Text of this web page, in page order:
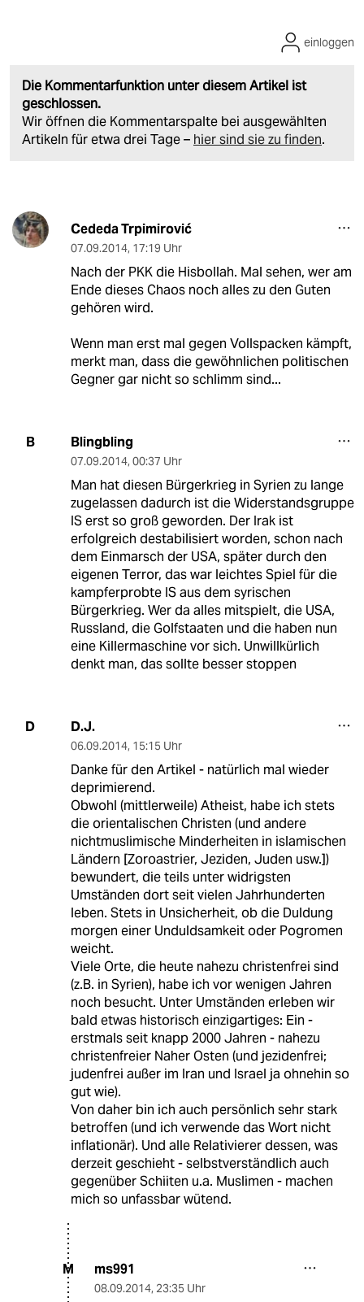
Die Kommentarfunktion unter diesem Artikel ist
geschlossen.
Wir öffnen die Kommentarspalte bei ausgewählten
Artikeln für etwa drei Tage – hier sind sie zu finden.
einloggen
Cededa Trpimirović
07.09.2014, 17:19 Uhr
Nach der PKK die Hisbollah. Mal sehen, wer am
Ende dieses Chaos noch alles zu den Guten
gehören wird.
Wenn man erst mal gegen Vollspacken kämpft,
merkt man, dass die gewöhnlichen politischen
Gegner gar nicht so schlimm sind...
B Blingbling
07.09.2014, 00:37 Uhr
Man hat diesen Bürgerkrieg in Syrien zu lange
zugelassen dadurch ist die Widerstandsgruppe
IS erst so groß geworden. Der Irak ist
erfolgreich destabilisiert worden, schon nach
dem Einmarsch der USA, später durch den
eigenen Terror, das war leichtes Spiel für die
kampferprobte IS aus dem syrischen
Bürgerkrieg. Wer da alles mitspielt, die USA,
Russland, die Golfstaaten und die haben nun
eine Killermaschine vor sich. Unwillkürlich
denkt man, das sollte besser stoppen
D D.J.
06.09.2014, 15:15 Uhr
Danke für den Artikel - natürlich mal wieder
deprimierend.
Obwohl (mittlerweile) Atheist, habe ich stets
die orientalischen Christen (und andere
nichtmuslimische Minderheiten in islamischen
Ländern [Zoroastrier, Jeziden, Juden usw.])
bewundert, die teils unter widrigsten
Umständen dort seit vielen Jahrhunderten
leben. Stets in Unsicherheit, ob die Duldung
morgen einer Unduldsamkeit oder Pogromen
weicht.
Viele Orte, die heute nahezu christenfrei sind
(z.B. in Syrien), habe ich vor wenigen Jahren
noch besucht. Unter Umständen erleben wir
bald etwas historisch einzigartiges: Ein -
erstmals seit knapp 2000 Jahren - nahezu
christenfreier Naher Osten (und jezidenfrei;
judenfrei außer im Iran und Israel ja ohnehin so
gut wie).
Von daher bin ich auch persönlich sehr stark
betroffen (und ich verwende das Wort nicht
inflationär). Und alle Relativierer dessen, was
derzeit geschieht - selbstverständlich auch
gegenüber Schiiten u.a. Muslimen - machen
mich so unfassbar wütend.
M ms991
08.09.2014, 23:35 Uhr